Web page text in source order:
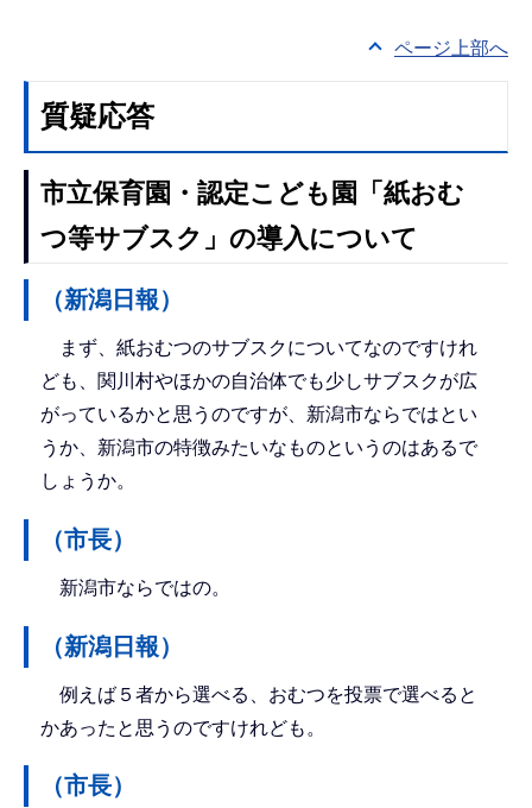
ページ上部へ
質疑応答
市立保育園・認定こども園「紙おむ
つ等サブスク」の導入について
（新潟日報）
まず、紙おむつのサブスクについてなのですけれ
ども、関川村やほかの自治体でも少しサブスクが広
がっているかと思うのですが、新潟市ならではとい
うか、新潟市の特徴みたいなものというのはあるで
しょうか。
（市長）
新潟市ならではの。
（新潟日報）
例えば５者から選べる、おむつを投票で選べると
かあったと思うのですけれども。
（市長）